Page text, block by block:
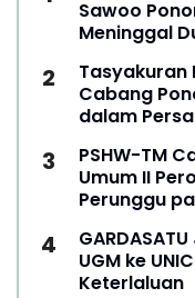
Sawoo
Meninggal
Tasyakuran
Cabang
dalam
PSHW-TM
Umum II
Perunggu
UGM ke
Keterlaluan